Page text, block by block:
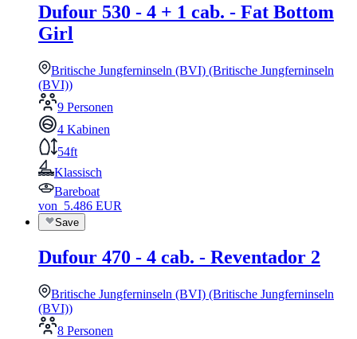
Dufour 530 - 4 + 1 cab. - Fat Bottom
Girl
Britische Jungferninseln (BVI) (Britische Jungferninseln
(BVI))
9 Personen
4 Kabinen
54ft
Klassisch
Bareboat
von 5.486 EUR
Save
Dufour 470 - 4 cab. - Reventador 2
Britische Jungferninseln (BVI) (Britische Jungferninseln
(BVI))
8 Personen